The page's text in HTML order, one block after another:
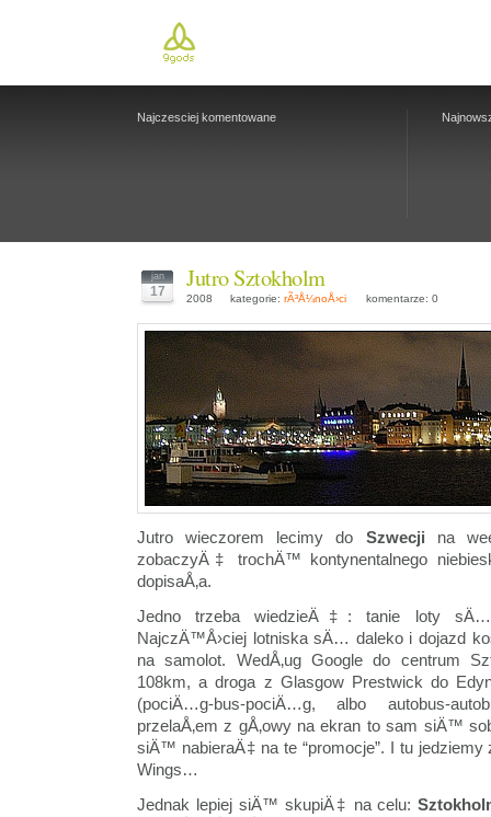
Najczesciej komentowane
jan
17 Jutro Sztokholm
2008 kategorie: rÃ³Å¼noÅ›ci komentarze: 0
Jutro wieczorem lecimy do Szwecji na
zobaczyÄ‡ trochÄ™ kontynentalnego
dopisaÅ‚a.
Jedno trzeba wiedzieÄ‡: tanie loty
NajczÄ™Å›ciej lotniska sÄ… daleko i dojazd
na samolot. WedÅ‚ug Google do centrum
108km, a droga z Glasgow Prestwick do
(pociÄ…g-bus-pociÄ…g, albo autobus-
przelaÅ‚em z gÅ‚owy na ekran to sam siÄ™
siÄ™ nabieraÄ‡ na te “promocje”. I tu
Wings…
Jednak lepiej siÄ™ skupiÄ‡ na celu: